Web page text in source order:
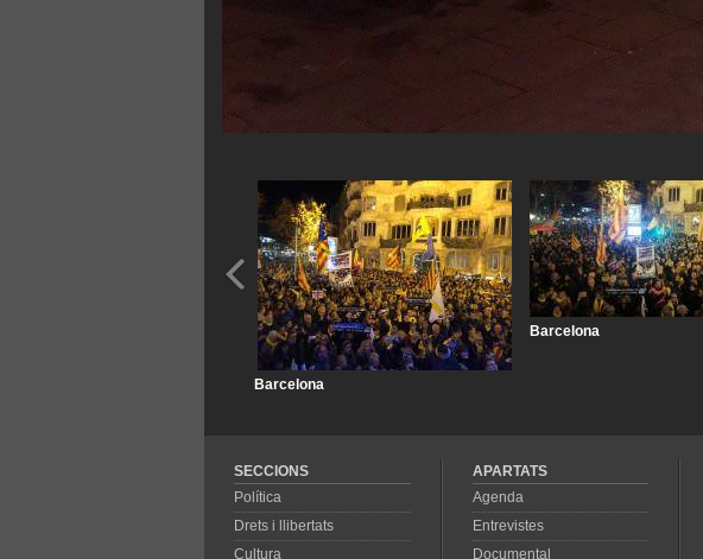
Barcelona
Barcelona
SECCIONS
Política
Drets i llibertats
Cultura
APARTATS
Agenda
Entrevistes
Documental